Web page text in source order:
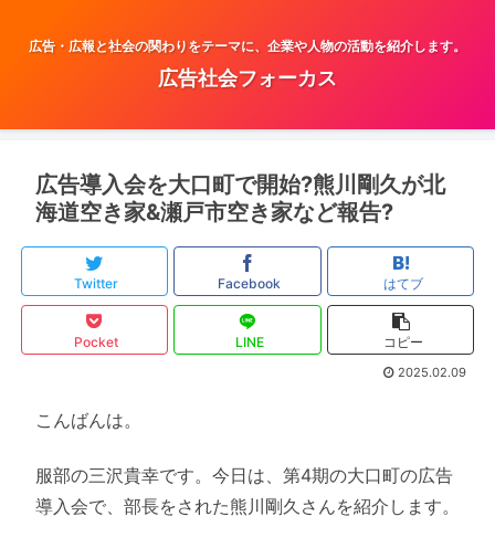
広告・広報と社会の関わりをテーマに、企業や人物の活動を紹介します。
広告社会フォーカス
広告導入会を大口町で開始?熊川剛久が北
海道空き家&瀬戸市空き家など報告?
Twitter Facebook はてブ
Pocket LINE コピー
2025.02.09
こんばんは。
服部の三沢貴幸です。今日は、第4期の大口町の広告
導入会で、部長をされた熊川剛久さんを紹介します。